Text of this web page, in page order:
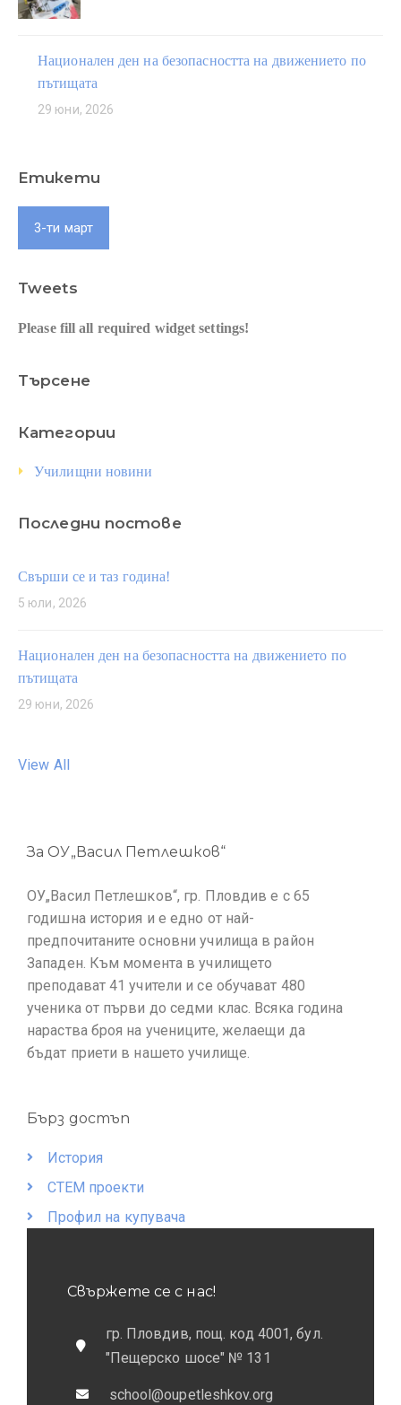
Национален ден на безопасността на движението по
пътищата
29 юни, 2026
Етикети
3-ти март
Tweets
Please fill all required widget settings!
Търсене
Категории
Училищни новини
Последни постове
Свърши се и таз година!
5 юли, 2026
Национален ден на безопасността на движението по
пътищата
29 юни, 2026
View All
За ОУ„Васил Петлешков“
ОУ„Васил Петлешков“, гр. Пловдив е с 65
годишна история и е едно от най-
предпочитаните основни училища в район
Западен. Към момента в училището
преподават 41 учители и се обучават 480
ученика от първи до седми клас. Всяка година
нараства броя на учениците, желаещи да
бъдат приети в нашето училище.
Бърз достъп
История
СТЕМ проекти
Профил на купувача
Свържете се с нас!
гр. Пловдив, пощ. код 4001, бул.
"Пещерско шосе" № 131
school@oupetleshkov.org